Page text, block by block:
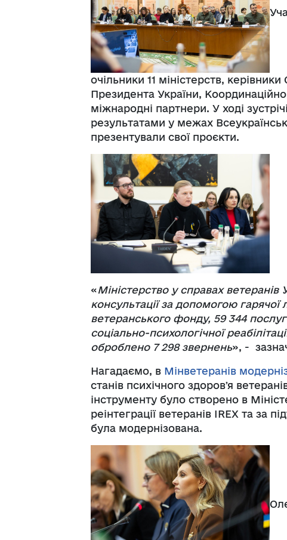
очільники 11 міністерств,
Президента України,
міжнародні партнери. У ході
результатами у межах
презентували свої проєкти.
«Міністерство у справах
консультації за допомогою гарячої
ветеранського фонду, 59 344
соціально-психологічної
оброблено 7 298 звернень», -
Нагадаємо, в Мінветеранів
станів психічного здоровʼя
інструменту було створено в
реінтеграції ветеранів IREX та
була модернізована.